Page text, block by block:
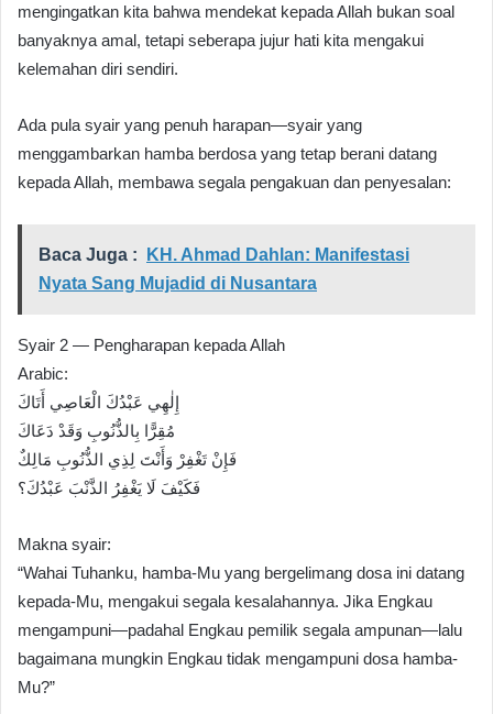
mengingatkan kita bahwa mendekat kepada Allah bukan soal
banyaknya amal, tetapi seberapa jujur hati kita mengakui
kelemahan diri sendiri.
Ada pula syair yang penuh harapan—syair yang
menggambarkan hamba berdosa yang tetap berani datang
kepada Allah, membawa segala pengakuan dan penyesalan:
Baca Juga :
KH. Ahmad Dahlan: Manifestasi
Nyata Sang Mujadid di Nusantara
Syair 2 — Pengharapan kepada Allah
Arabic:
إِلٰهِي عَبْدُكَ الْعَاصِي أَتَاكَ
مُقِرًّا بِالذُّنُوبِ وَقَدْ دَعَاكَ
فَإِنْ تَغْفِرْ وَأَنْتَ لِذِي الذُّنُوبِ مَالِكٌ
فَكَيْفَ لَا يَغْفِرُ الذَّنْبَ عَبْدُكَ؟
Makna syair:
“Wahai Tuhanku, hamba-Mu yang bergelimang dosa ini datang
kepada-Mu, mengakui segala kesalahannya. Jika Engkau
mengampuni—padahal Engkau pemilik segala ampunan—lalu
bagaimana mungkin Engkau tidak mengampuni dosa hamba-
Mu?”